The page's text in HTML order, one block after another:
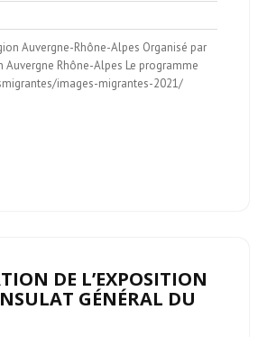
Auvergne-Rhône-Alpes Organisé par
Rhône-Alpes Le programme
images-migrantes-2021/
DE L’EXPOSITION
GÉNÉRAL DU